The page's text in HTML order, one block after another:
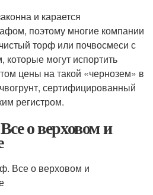
и карается
поэтому многие компании
торф или почвосмеси с
могут испортить
цены на такой «чернозем» в
сертифицированный
регистром.
о верховом и